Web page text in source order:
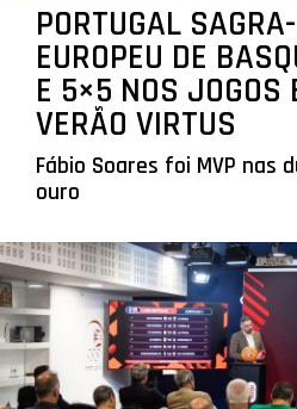
PORTUGAL
EUROPEU DE
E 5×5 NOS JOGOS
VERÃO VIRTUS
Fábio Soares foi MVP nas
ouro